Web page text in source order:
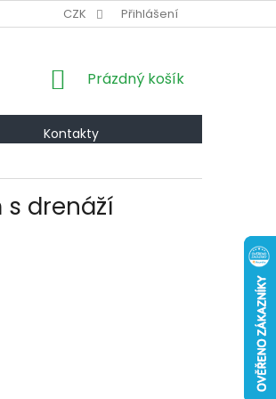
A VRÁCENÍ PODMÍNKY OCHRANY
CZK Přihlášení
NÁKUPNÍ
Prázdný košík
Kontakty
s drenáží